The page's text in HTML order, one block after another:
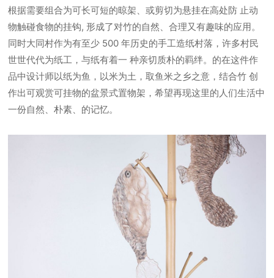
根据需要组合为可长可短的晾架、或剪切为悬挂在高处防 止动
物触碰食物的挂钩, 形成了对竹的自然、合理又有趣味的应用。
同时大同村作为有至少 500 年历史的手工造纸村落，许多村民
世世代代为纸工，与纸有着一 种亲切质朴的羁绊。的在这件作
品中设计师以纸为鱼，以米为土，取鱼米之乡之意，结合竹 创
作出可观赏可挂物的盆景式置物架，希望再现这里的人们生活中
一份自然、朴素、的记忆。